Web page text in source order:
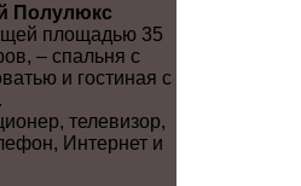
Полулюкс
площадью 35
– спальня с
и гостиная с
телевизор,
Интернет и